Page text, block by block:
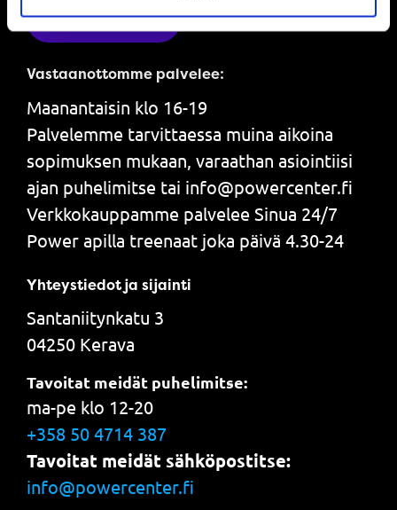
Tilaa uutiskirje
Vastaanottomme palvelee:
Maanantaisin klo 16-19
Palvelemme tarvittaessa muina aikoina
sopimuksen mukaan, varaathan asiointiisi
ajan puhelimitse tai info@powercenter.fi
Verkkokauppamme palvelee Sinua 24/7
Power apilla treenaat joka päivä 4.30-24
Yhteystiedot ja sijainti
Santaniitynkatu 3
04250 Kerava
Tavoitat meidät puhelimitse:
ma-pe klo 12-20
+358 50 4714 387
Tavoitat meidät sähköpostitse:
info@powercenter.fi